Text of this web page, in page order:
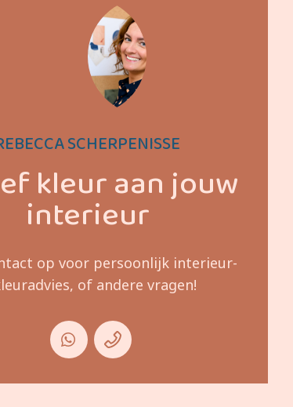
SCHERPENISSE
kleur aan jouw
interieur
op voor persoonlijk interieur-
of andere vragen!